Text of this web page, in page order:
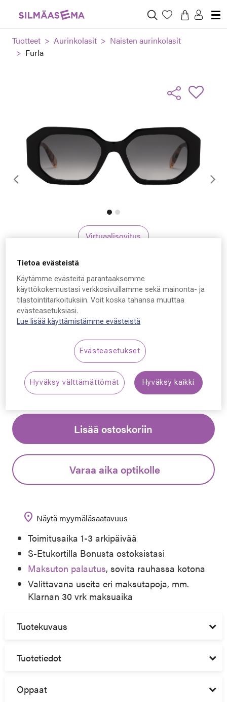
Tuotteet Aurinkolasit
Naisten aurinkolasit
Furla
Edellinen
Virtuaalisovitus
Furla
Furla SFU815V, 700Y
54 - 19 - 140
Synttäriale: erä merkkiaurinkolaseja –50 %,
katso alennetut tuotteet!
Lisää ostoskoriin
Varaa aika optikolle
location_on Näytä myymäläsaatavuus
Toimitusaika 1-3 arkipäivää
S-Etukortilla Bonusta ostoksistasi
Maksuton palautus, sovita rauhassa kotona
Valittavana useita eri maksutapoja, mm.
Klarnan 30 vrk maksuaika
Tuotekuvaus
Tuotetiedot
Oppaat
Tietoa evästeistä
Käytämme evästeitä parantaaksemme
käyttökokemustasi verkkosivuillamme sekä mainonta- ja
tilastointitarkoituksiin. Voit koska tahansa muuttaa
evästeasetuksiasi.
Lue lisää käyttämistämme evästeistä
Evästeasetukset
Hyväksy välttämättömät Hyväksy kaikki